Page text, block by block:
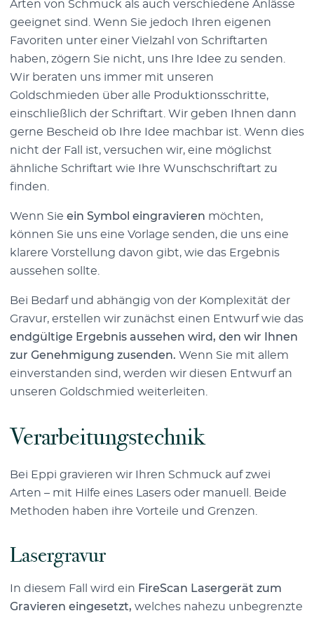
Arten von Schmuck als auch verschiedene Anlässe
geeignet sind. Wenn Sie jedoch Ihren eigenen
Favoriten unter einer Vielzahl von Schriftarten
haben, zögern Sie nicht, uns Ihre Idee zu senden.
Wir beraten uns immer mit unseren
Goldschmieden über alle Produktionsschritte,
einschließlich der Schriftart. Wir geben Ihnen dann
gerne Bescheid ob Ihre Idee machbar ist. Wenn dies
nicht der Fall ist, versuchen wir, eine möglichst
ähnliche Schriftart wie Ihre Wunschschriftart zu
finden.
Wenn Sie ein Symbol eingravieren möchten,
können Sie uns eine Vorlage senden, die uns eine
klarere Vorstellung davon gibt, wie das Ergebnis
aussehen sollte.
Bei Bedarf und abhängig von der Komplexität der
Gravur, erstellen wir zunächst einen Entwurf wie das
endgültige Ergebnis aussehen wird, den wir Ihnen
zur Genehmigung zusenden. Wenn Sie mit allem
einverstanden sind, werden wir diesen Entwurf an
unseren Goldschmied weiterleiten.
Verarbeitungstechnik
Bei Eppi gravieren wir Ihren Schmuck auf zwei
Arten – mit Hilfe eines Lasers oder manuell. Beide
Methoden haben ihre Vorteile und Grenzen.
Lasergravur
In diesem Fall wird ein FireScan Lasergerät zum
Gravieren eingesetzt, welches nahezu unbegrenzte